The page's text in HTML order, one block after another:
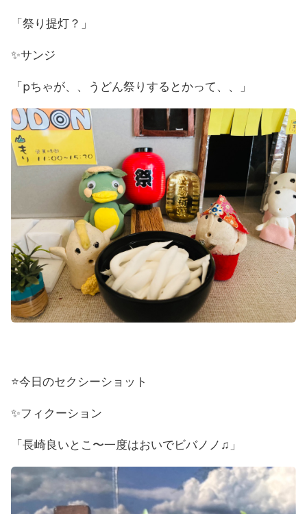
「祭り提灯？」
✨サンジ
「pちゃが、、うどん祭りするとかって、、」
⭐️今日のセクシーショット
✨フィクーション
「長崎良いとこ〜一度はおいでビバノノ♫」